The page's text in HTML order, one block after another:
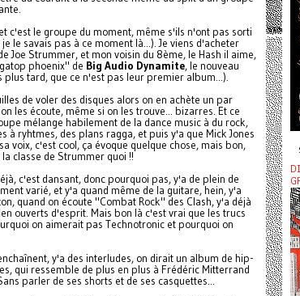
c'est le groupe du moment, même s'ils n'ont pas sorti
le savais pas à ce moment là...). Je viens d'acheter
Strummer, et mon voisin du 8ème, le Hash il aime,
phoenix" de Big Audio Dynamite, le nouveau
tard, que ce n'est pas leur premier album...).
de voler des disques alors on en achète un par
les écoute, même si on les trouve... bizarres. Et ce
mélange habilement de la dance music à du rock,
à ryhtmes, des plans ragga, et puis y'a que Mick Jones
voix, c'est cool, ça évoque quelque chose, mais bon,
classe de Strummer quoi !!
c'est dansant, donc pourquoi pas, y'a de plein de
varié, et y'a quand même de la guitare, hein, y'a
quand on écoute "Combat Rock" des Clash, y'a déjà
ouverts d'esprit. Mais bon là c'est vrai que les trucs
on aimerait pas Technotronic et pourquoi on
y'a des interludes, on dirait un album de hip-
qui ressemble de plus en plus à Frédéric Mitterrand
parler de ses shorts et de ses casquettes...